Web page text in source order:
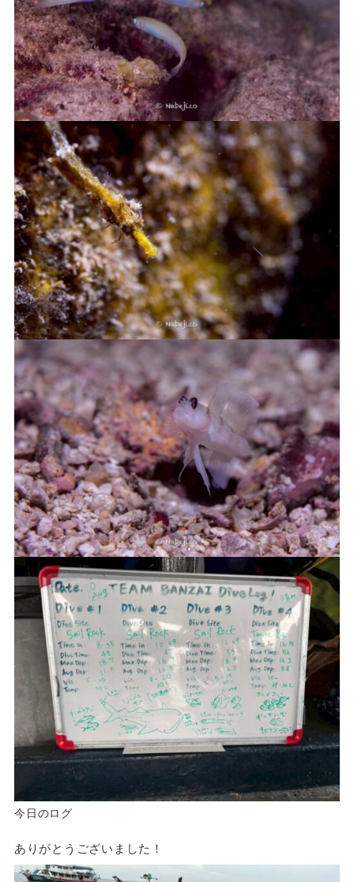
今日のログ
ありがとうございました！